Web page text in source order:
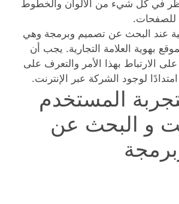
في كل شيء من الألوان والخطوط
للصفحات.
عند البحث عن تصميم وبرمجة وهي
بهوية العلامة التجارية. يجب أن
على الارتباط بهذا الأمر والتعرف على
لوجود الشركة عبر الإنترنت.
المستخدم
و البحث عن